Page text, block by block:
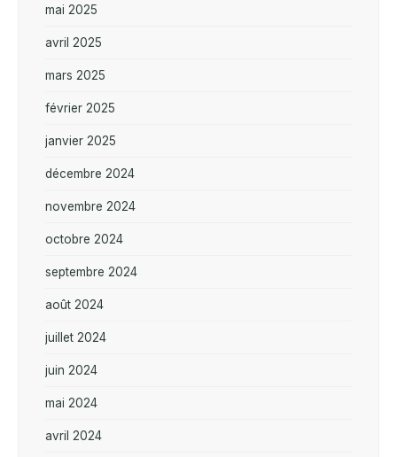
mai 2025
avril 2025
mars 2025
février 2025
janvier 2025
décembre 2024
novembre 2024
octobre 2024
septembre 2024
août 2024
juillet 2024
juin 2024
mai 2024
avril 2024